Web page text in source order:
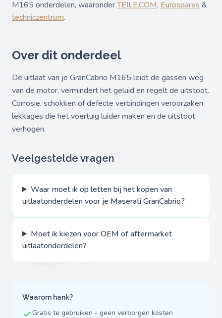
M165 onderdelen, waaronderTEILE.COM, Eurospares &
techniczentrum.
Over dit onderdeel
De uitlaat van je GranCabrio M165 leidt de gassen weg
van de motor, vermindert het geluid en regelt de uitstoot.
Corrosie, schokken of defecte verbindingen veroorzaken
lekkages die het voertuig luider maken en de uitstoot
verhogen.
Veelgestelde vragen
Waar moet ik op letten bij het kopen van
uitlaatonderdelen voor je Maserati GranCabrio?
Moet ik kiezen voor OEM of aftermarket
uitlaatonderdelen?
Waarom hank?
Gratis te gebruiken - geen verborgen kosten